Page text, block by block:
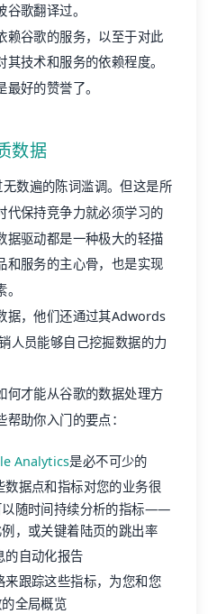
歌翻译过。
赖谷歌的服务，以至于对此
技术和服务的依赖程度。
好的赞誉了。
数据
数遍的陈词滥调。但这是所
代保持竞争力就必须学习的
据驱动都是一种极大的轻描
和服务的主心骨，也是实现
据，他们还通过其Adwords
人员能够自己挖掘数据的力
何才能从谷歌的数据处理方
助你入门的要点：
Analytics是必不可少的
据点和指标对您的业务很
以随时间持续分析的指标——
，或关键着陆页的跳出率
的自动化报告
跟踪这些指标，为您和您
全局概览